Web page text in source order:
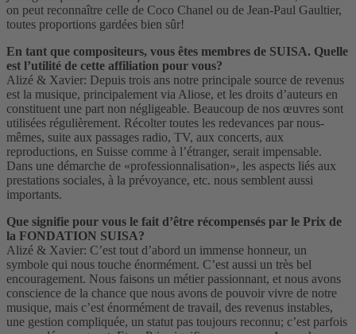
on peut reconnaître celle de Coco Chanel ou de Jean-Paul Gaultier,
toutes proportions gardées bien sûr!
En tant que compositeurs, vous êtes membres de SUISA. Quelle
est l’utilité de cette affiliation pour vous?
Alizé & Xavier: Depuis trois ans notre principale source de revenus
est la musique, principalement via Aliose, et les droits d’auteurs en
constituent une part non négligeable. Beaucoup de nos œuvres sont
utilisées régulièrement. Récolter toutes les redevances par nous-
mêmes, suite aux passages radio, TV, aux concerts, aux
reproductions, en Suisse comme à l’étranger, serait impensable.
Dans une démarche de «professionnalisation», les aspects liés aux
prestations sociales, à la prévoyance, etc. nous semblent aussi
importants.
Que signifie pour vous le fait d’être récompensés par le Prix de
la FONDATION SUISA?
Alizé & Xavier: C’est tout d’abord un immense honneur, un
symbole qui nous touche énormément. C’est aussi un très bel
encouragement. Nous faisons un métier passionnant, et nous avons
conscience de la chance que nous avons de pouvoir vivre de notre
musique, mais c’est énormément de travail, des revenus instables,
une gestion compliquée, un statut pas toujours reconnu; c’est parfois